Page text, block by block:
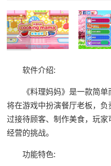
软件介绍:
《料理妈妈》是一款简单
将在游戏中扮演餐厅老板，
过接待顾客、制作美食，玩
经营的挑战。
功能特色: